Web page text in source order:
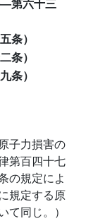
条）
条）
条）
子力損害の
第百四十七
の規定によ
規定する原
同じ。）